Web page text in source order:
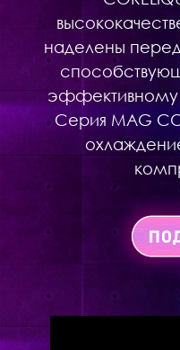
наделены
эффективному
Серия MAG